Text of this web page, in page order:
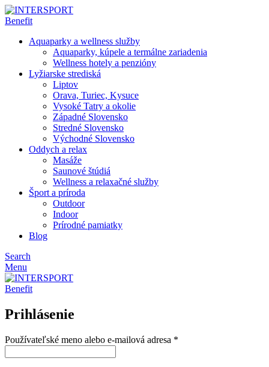
Aquaparky a wellness služby
Aquaparky, kúpele a termálne zariadenia
Wellness hotely a penzióny
Lyžiarske strediská
Liptov
Orava, Turiec, Kysuce
Vysoké Tatry a okolie
Západné Slovensko
Stredné Slovensko
Východné Slovensko
Oddych a relax
Masáže
Saunové štúdiá
Wellness a relaxačné služby
Šport a príroda
Outdoor
Indoor
Prírodné pamiatky
Blog
Search
Menu
Prihlásenie
Používateľské meno alebo e-mailová adresa *